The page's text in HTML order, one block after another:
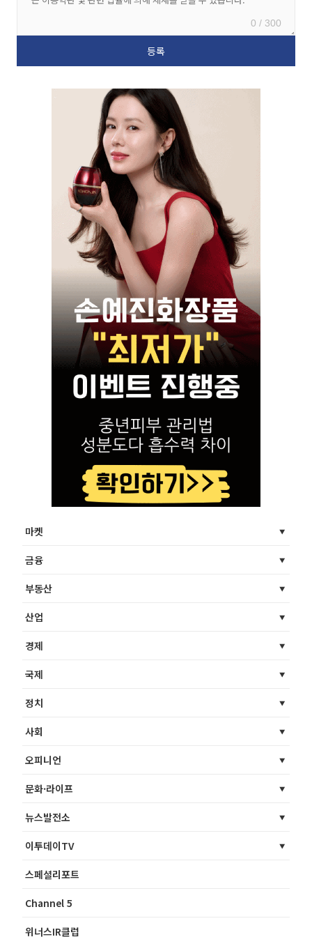
0 / 300
마켓
금융
부동산
산업
경제
국제
정치
사회
오피니언
문화·라이프
뉴스발전소
이투데이TV
스페셜리포트
Channel 5
위너스IR클럽